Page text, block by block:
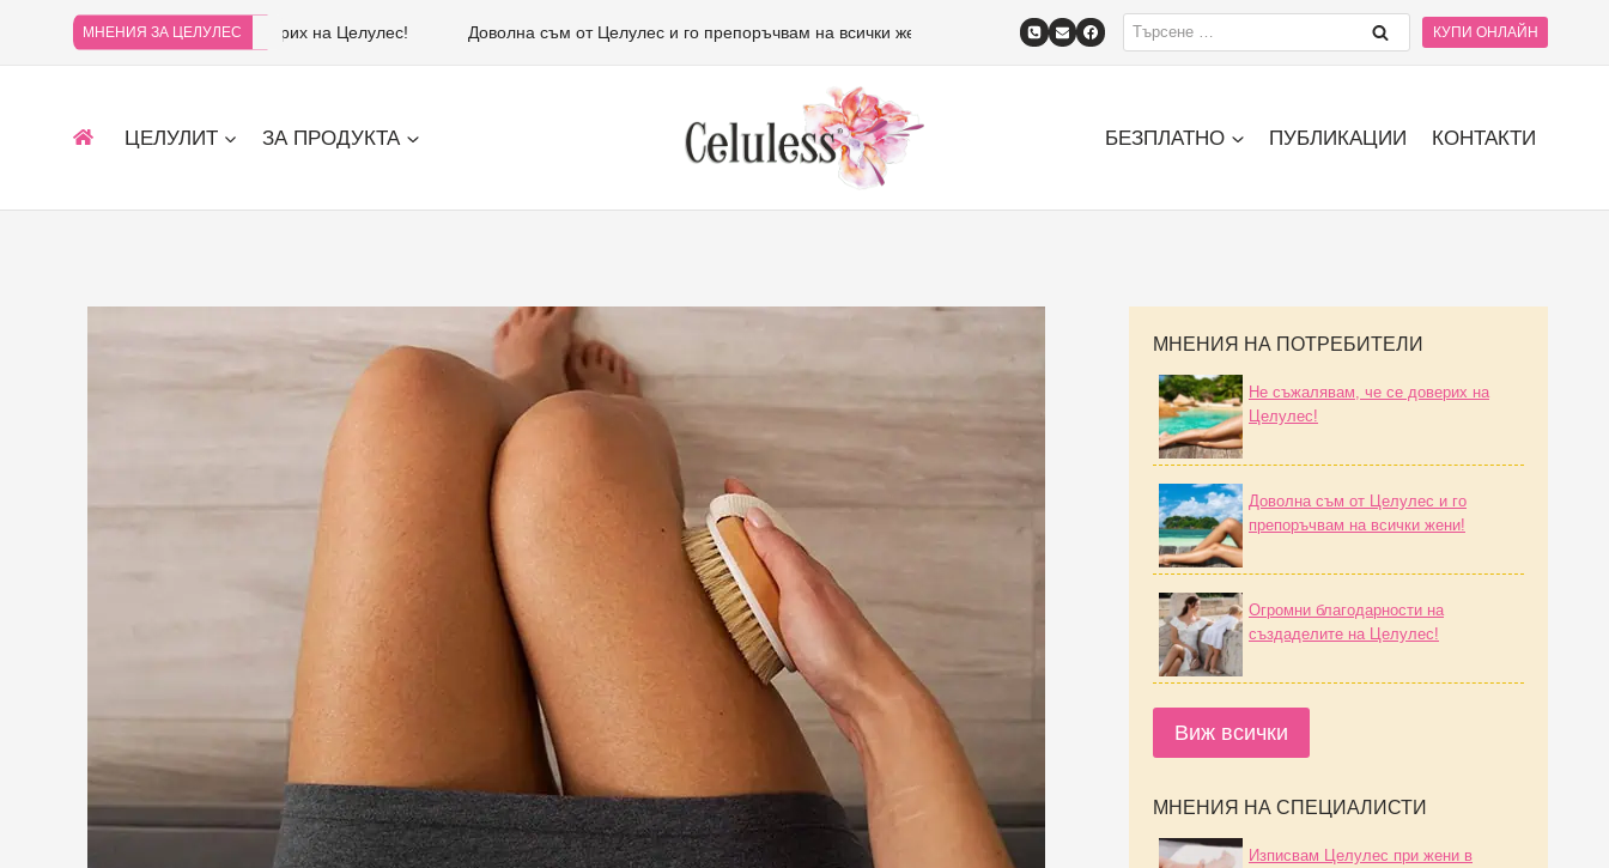
МНЕНИЯ ЗА ЦЕЛУЛЕС
Не съжалявам, че се доверих на Целулес! Доволна съм от Целулес и го препоръчвам на всички жени! Изписвам Целулес при жени в менопауза за изглаждане на кожата и
КУПИ ОНЛАЙН
ЦЕЛУЛИТ ЗА ПРОДУКТА БЕЗПЛАТНО ПУБЛИКАЦИИ КОНТАКТИ
МНЕНИЯ НА ПОТРЕБИТЕЛИ
Не съжалявам, че се доверих на
Целулес!
Доволна съм от Целулес и го
препоръчвам на всички жени!
Огромни благодарности на
създаделите на Целулес!
Виж всички
МНЕНИЯ НА СПЕЦИАЛИСТИ
Изписвам Целулес при жени в